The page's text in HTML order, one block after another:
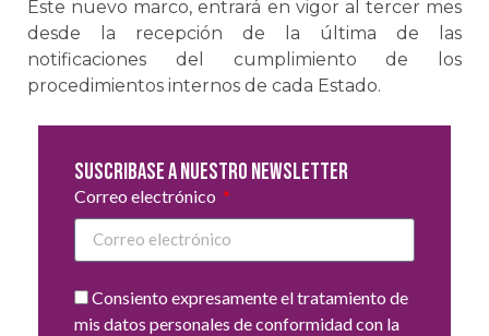
Este nuevo marco, entrará en vigor al tercer mes
desde la recepción de la última de las
notificaciones del cumplimiento de los
procedimientos internos de cada Estado.
Suscribase a nuestro newsletter
Correo electrónico
Consiento expresamente el tratamiento de
mis datos personales de conformidad con la